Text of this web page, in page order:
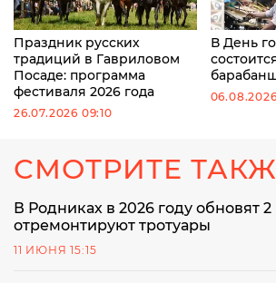
Праздник русских
традиций в Гавриловом
Посаде: программа
фестиваля 2026 года
26.07.2026 09:10
В День
СМОТРИТЕ
В Родниках в 2026 году обновят
отремонтируют тротуары
11 ИЮНЯ 15:15